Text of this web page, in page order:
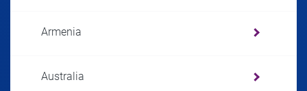
Armenia
Australia